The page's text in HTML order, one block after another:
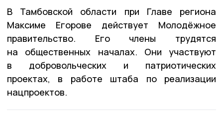
В Тамбовской области при Главе региона
Максиме Егорове действует Молодёжное
правительство. Его члены трудятся
на общественных началах. Они участвуют
в добровольческих и патриотических
проектах, в работе штаба по реализации
нацпроектов.